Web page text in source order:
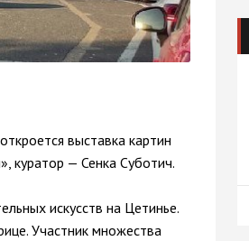
выставка картин
куратор — Сенка Суботич.
искусств на Цетинье.
Участник множества